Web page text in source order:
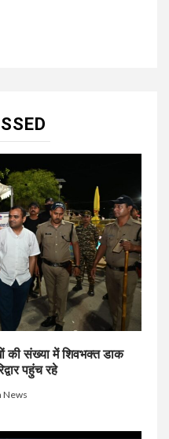
की संख्या में शिवभक्त डाक
पहुंच रहे
News